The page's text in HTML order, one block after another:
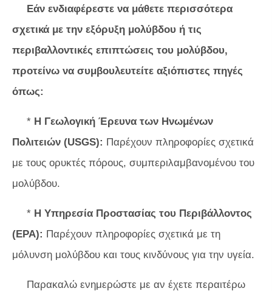
Εάν ενδιαφέρεστε να μάθετε περισσότερα
σχετικά με την εξόρυξη μολύβδου ή τις
περιβαλλοντικές επιπτώσεις του μολύβδου,
προτείνω να συμβουλευτείτε αξιόπιστες πηγές
όπως:
* Η Γεωλογική Έρευνα των Ηνωμένων
Πολιτειών (USGS): Παρέχουν πληροφορίες σχετικά
με τους ορυκτές πόρους, συμπεριλαμβανομένου του
μολύβδου.
* Η Υπηρεσία Προστασίας του Περιβάλλοντος
(EPA): Παρέχουν πληροφορίες σχετικά με τη
μόλυνση μολύβδου και τους κινδύνους για την υγεία.
Παρακαλώ ενημερώστε με αν έχετε περαιτέρω